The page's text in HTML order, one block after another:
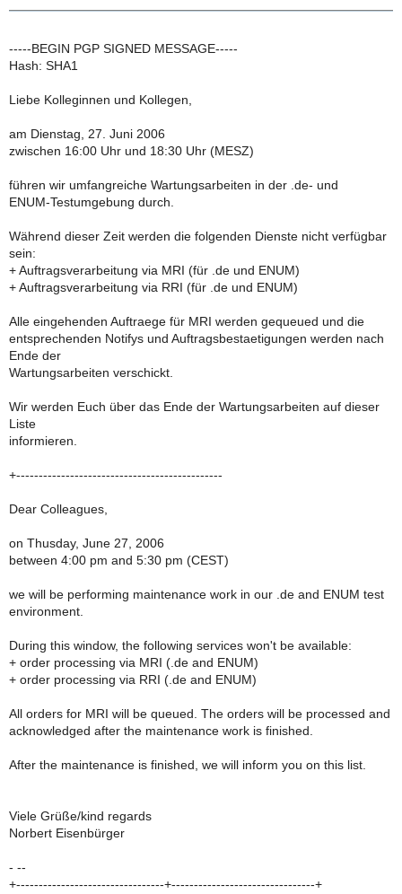
-----BEGIN PGP SIGNED MESSAGE-----
Hash: SHA1
Liebe Kolleginnen und Kollegen,
am Dienstag, 27. Juni 2006
zwischen 16:00 Uhr und 18:30 Uhr (MESZ)
führen wir umfangreiche Wartungsarbeiten in der .de- und
ENUM-Testumgebung durch.
Während dieser Zeit werden die folgenden Dienste nicht verfügbar
sein:
+ Auftragsverarbeitung via MRI (für .de und ENUM)
+ Auftragsverarbeitung via RRI (für .de und ENUM)
Alle eingehenden Auftraege für MRI werden gequeued und die
entsprechenden Notifys und Auftragsbestaetigungen werden nach
Ende der
Wartungsarbeiten verschickt.
Wir werden Euch über das Ende der Wartungsarbeiten auf dieser
Liste
informieren.
+----------------------------------------------
Dear Colleagues,
on Thusday, June 27, 2006
between 4:00 pm and 5:30 pm (CEST)
we will be performing maintenance work in our .de and ENUM test
environment.
During this window, the following services won't be available:
+ order processing via MRI (.de and ENUM)
+ order processing via RRI (.de and ENUM)
All orders for MRI will be queued. The orders will be processed and
acknowledged after the maintenance work is finished.
After the maintenance is finished, we will inform you on this list.
Viele Grüße/kind regards
Norbert Eisenbürger
- --
+---------------------------------+--------------------------------+